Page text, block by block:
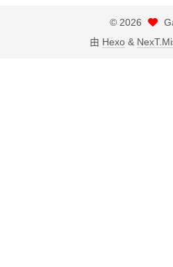
© 2026
由 Hexo &